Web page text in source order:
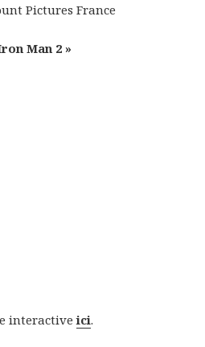
Pictures France
Man 2 »
interactiveici.